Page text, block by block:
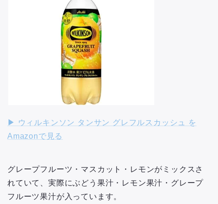
▶︎ ウィルキンソン タンサン グレフルスカッシュ を
Amazonで見る
グレープフルーツ・マスカット・レモンがミックスさ
れていて、実際にぶどう果汁・レモン果汁・グレープ
フルーツ果汁が入っています。